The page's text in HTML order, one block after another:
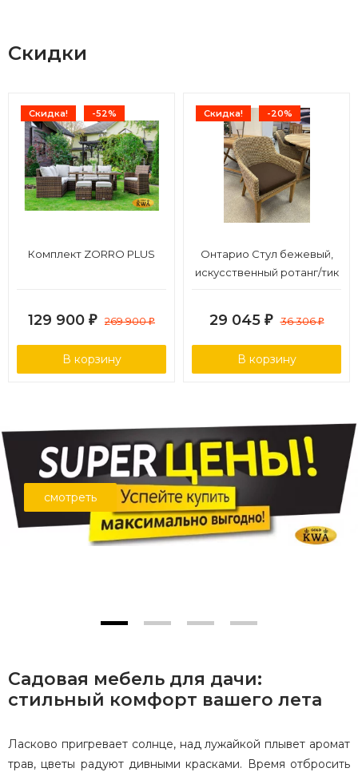
Скидки
Скидка! -52%
Комплект ZORRO PLUS
129 900 ₽ 269 900₽
В корзину
Скидка! -20%
Онтарио Стул бежевый,
искусственный ротанг/тик
29 045 ₽ 36 306₽
В корзину
смотреть
Садовая мебель для дачи:
стильный комфорт вашего лета
Ласково пригревает солнце, над лужайкой плывет аромат
трав, цветы радуют дивными красками. Время отбросить